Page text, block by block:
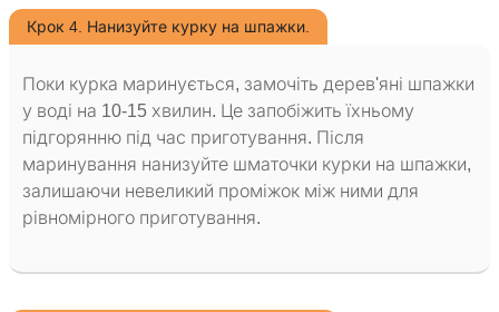
Крок 4. Нанизуйте курку на шпажки.
Поки курка маринується, замочіть дерев'яні шпажки
у воді на 10-15 хвилин. Це запобіжить їхньому
підгорянню під час приготування. Після
маринування нанизуйте шматочки курки на шпажки,
залишаючи невеликий проміжок між ними для
рівномірного приготування.